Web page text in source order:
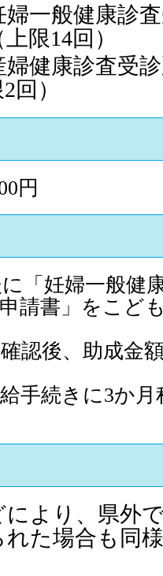
一般健康診
限14回）
健康診査受
回）
円
「妊婦一般健
請書」をこど
認後、助成金
給手続きに3か
により、県外
た場合も同